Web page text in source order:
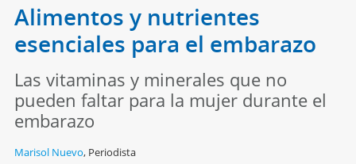
Alimentos y nutrientes
esenciales para el embarazo
Las vitaminas y minerales que no
pueden faltar para la mujer durante el
embarazo
Marisol Nuevo, Periodista